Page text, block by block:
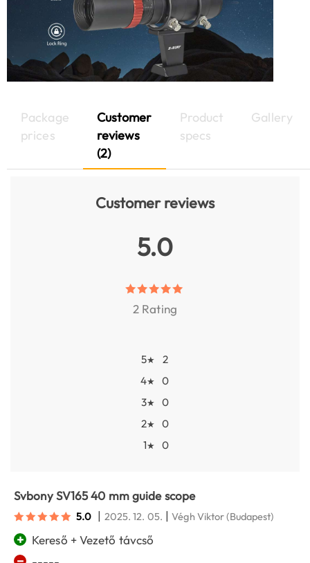
Package
prices
Customer
reviews
(2)
Product
specs
Gallery
Customer reviews
5.0
2 Rating
5★
2
4★
0
3★
0
2★
0
1★ 0
Svbony SV165 40 mm guide scope
5.0 | 2025. 12. 05. |Végh Viktor(Budapest)
+ Kereső + Vezető távcső